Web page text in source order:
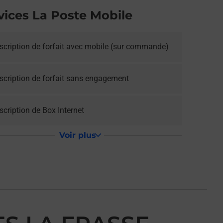
La Poste Mobile
de forfait avec mobile (sur commande)
de forfait sans engagement
de Box Internet
Voir plus